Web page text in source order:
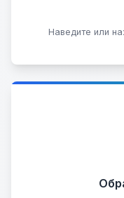
Наведите или